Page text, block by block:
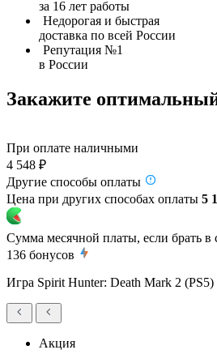
за 16 лет работы
Недорогая и быстрая
доставка по всей России
Репутация №1
в России
Закажите
При оплате наличными
4 548 ₽
Другие способы оплаты
Цена при других способах оплаты 5
Сумма месячной платы, если брать в
136 бонусов
Игра Spirit Hunter: Death Mark 2 (PS5)
Акция